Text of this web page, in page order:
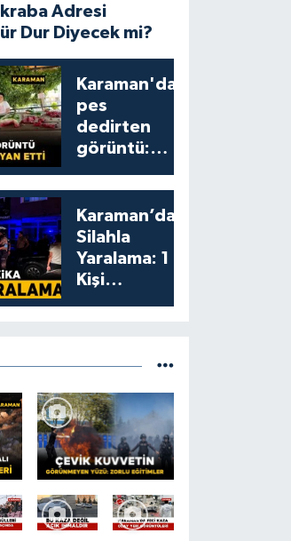
Adresi
Dur Diyecek mi?
Karaman'da
pes
dedirten
görüntü:
yumruklayıp
yediler,
artıklarını
kamelyada
bıraktılar
Karaman’da
Silahla
Yaralama: 1
Kişi